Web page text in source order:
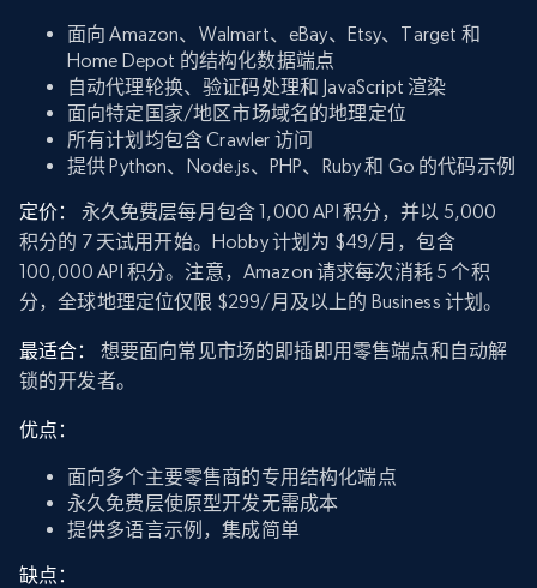
面向 Amazon、Walmart、eBay、Etsy、Target 和
Home Depot 的结构化数据端点
自动代理轮换、验证码处理和 JavaScript 渲染
面向特定国家/地区市场域名的地理定位
所有计划均包含 Crawler 访问
提供 Python、Node.js、PHP、Ruby 和 Go 的代码示例
定价：
永久免费层每月包含 1,000 API 积分，并以 5,000
积分的 7 天试用开始。Hobby 计划为 $49/月，包含
100,000 API 积分。注意，Amazon 请求每次消耗 5 个积
分，全球地理定位仅限 $299/月及以上的 Business 计划。
最适合：
想要面向常见市场的即插即用零售端点和自动解
锁的开发者。
优点：
面向多个主要零售商的专用结构化端点
永久免费层使原型开发无需成本
提供多语言示例，集成简单
缺点：